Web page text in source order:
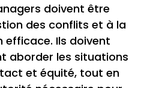
doivent être
des conflits et à la
Ils doivent
aborder les situations
et équité, tout en